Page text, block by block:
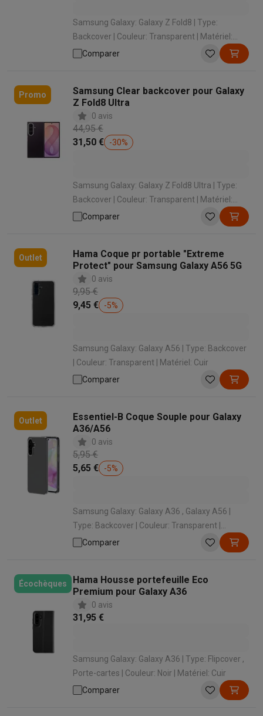
Samsung Galaxy: Galaxy Z Fold8 | Type:
Backcover | Couleur: Transparent | Matériel:
Plastique
Comparer
Promo
Samsung Clear backcover pour Galaxy
Z Fold8 Ultra
0 avis
44,95 €
31,50 €
-30%
Samsung Galaxy: Galaxy Z Fold8 Ultra | Type:
Backcover | Couleur: Transparent | Matériel:
Plastique
Comparer
Outlet
Hama Coque pr portable "Extreme
Protect" pour Samsung Galaxy A56 5G
0 avis
9,95 €
9,45 €
-5%
Samsung Galaxy: Galaxy A56 | Type: Backcover
| Couleur: Transparent | Matériel: Cuir
Comparer
Outlet
Essentiel-B Coque Souple pour Galaxy
A36/A56
0 avis
5,95 €
5,65 €
-5%
Samsung Galaxy: Galaxy A36 , Galaxy A56 |
Type: Backcover | Couleur: Transparent |
Matériel: Plastique
Comparer
Écochèques
Hama Housse portefeuille Eco
Premium pour Galaxy A36
0 avis
31,95 €
Samsung Galaxy: Galaxy A36 | Type: Flipcover ,
Porte-cartes | Couleur: Noir | Matériel: Cuir
Comparer